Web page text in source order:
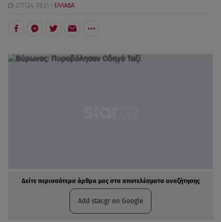
27.11.24, 08:21 ΕΛΛΑΔΑ
Δείτε περισσότερα άρθρα μας στα αποτελέσματα αναζήτησης
Add star.gr on Google